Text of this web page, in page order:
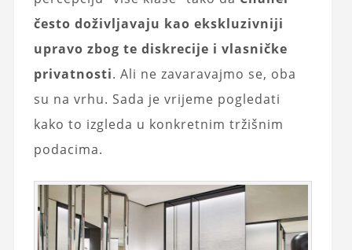
često doživljavaju kao ekskluzivniji
upravo zbog te diskrecije i vlasničke
privatnosti. Ali ne zavaravajmo se, oba
su na vrhu. Sada je vrijeme pogledati
kako to izgleda u konkretnim tržišnim
podacima.